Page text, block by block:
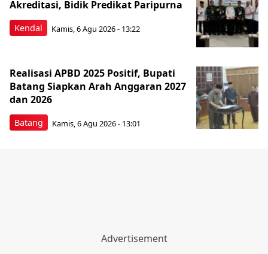
Kendal
Akreditasi, Bidik Predikat Paripurna
Kamis, 6 Agu 2026 - 13:22
Batang
Realisasi APBD 2025 Positif, Bupati
Batang Siapkan Arah Anggaran 2027
dan 2026
Kamis, 6 Agu 2026 - 13:01